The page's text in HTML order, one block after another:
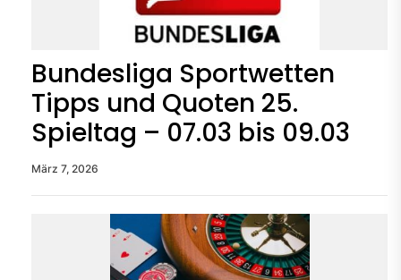
Bundesliga Sportwetten
Tipps und Quoten 25.
Spieltag – 07.03 bis 09.03
März 7, 2026